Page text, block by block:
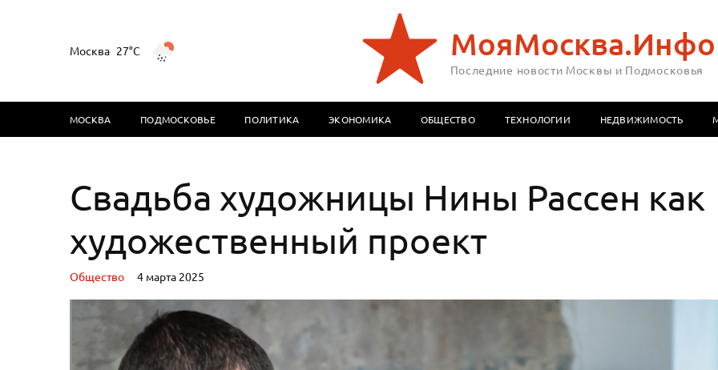
Москва 27°C МояМосква.Инфо
Последние новости Москвы и Подмосковья
МОСКВА ПОДМОСКОВЬЕ ПОЛИТИКА ЭКОНОМИКА ОБЩЕСТВО ТЕХНОЛОГИИ НЕДВИЖИМОСТЬ
Свадьба художницы Нины Рассен как
художественный проект
Oбщество 4 марта 2025